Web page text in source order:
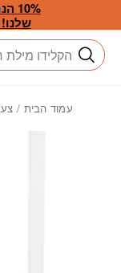
Skip to Content
חיפוש
עמוד הבית /